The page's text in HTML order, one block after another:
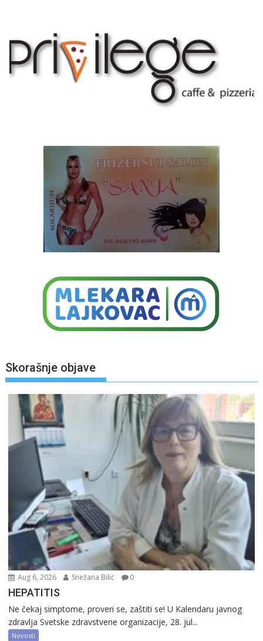
Skorašnje objave
Aug 6, 2026 Snežana Bilić 0
HEPATITIS
Ne čekaj simptome, proveri se, zaštiti se! U Kalendaru javnog
zdravlja Svetske zdravstvene organizacije, 28. jul...
Novosti